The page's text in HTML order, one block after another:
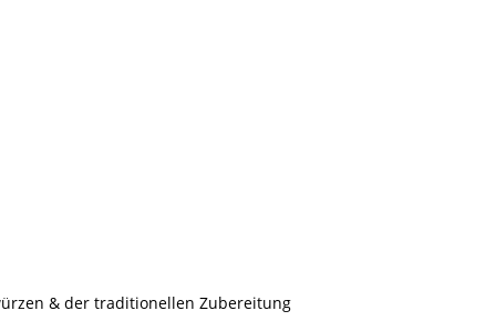
& der traditionellen Zubereitung